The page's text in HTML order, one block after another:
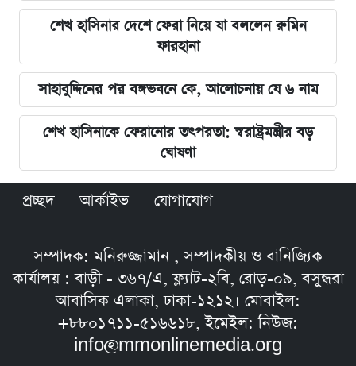
শেখ হাসিনার দেশে ফেরা নিয়ে যা বললেন রুমিন
ফারহানা
সাহাবুদ্দিনের পর বঙ্গভবনে কে, আলোচনায় যে ৬ নাম
শেখ হাসিনাকে ফেরানোর তৎপরতা: স্বরাষ্ট্রমন্ত্রীর বড়
ঘোষণা
প্রচ্ছদ আর্কাইভ যোগাযোগ
সম্পাদক: মনিরুজ্জামান , সম্পাদকীয় ও বানিজ্যিক
কার্যালয় : বাড়ী - ৩৬৭/এ, ফ্ল্যাট-২বি, রোড়-০৯, বসুন্ধরা
আবাসিক এলাকা, ঢাকা-১২১২। মোবাইল:
+৮৮০১৭১১-৫১৬৬১৮, ইমেইল: নিউজ:
info@mmonlinemedia.org